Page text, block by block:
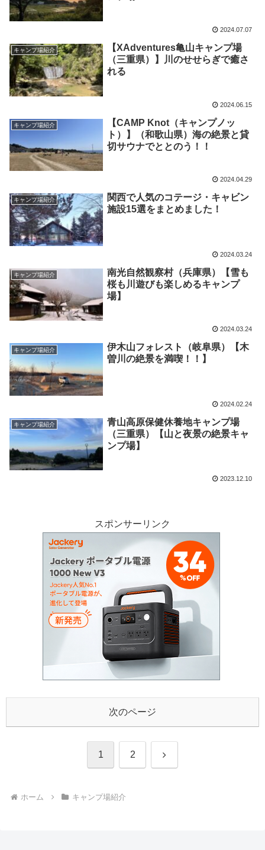
2024.07.07
キャンプ場紹介
【XAdventures亀山キャンプ場
（三重県）】川のせせらぎで癒さ
れる
2024.06.15
キャンプ場紹介
【CAMP Knot（キャンプノッ
ト）】（和歌山県）海の絶景と貸
切サウナでととのう！！
2024.04.29
キャンプ場紹介
関西で人気のコテージ・キャビン
施設15選をまとめました！
2024.03.24
キャンプ場紹介
南光自然観察村（兵庫県）【雪も
桜も川遊びも楽しめるキャンプ
場】
2024.03.24
キャンプ場紹介
伊木山フォレスト（岐阜県）【木
曽川の絶景を満喫！！】
2024.02.24
キャンプ場紹介
青山高原保健休養地キャンプ場
（三重県）【山と夜景の絶景キャ
ンプ場】
2023.12.10
スポンサーリンク
次のページ
1 2 次
ホーム キャンプ場紹介